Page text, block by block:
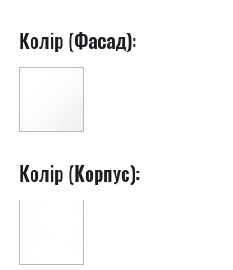
Колір (Фасад):
Колір (Корпус):